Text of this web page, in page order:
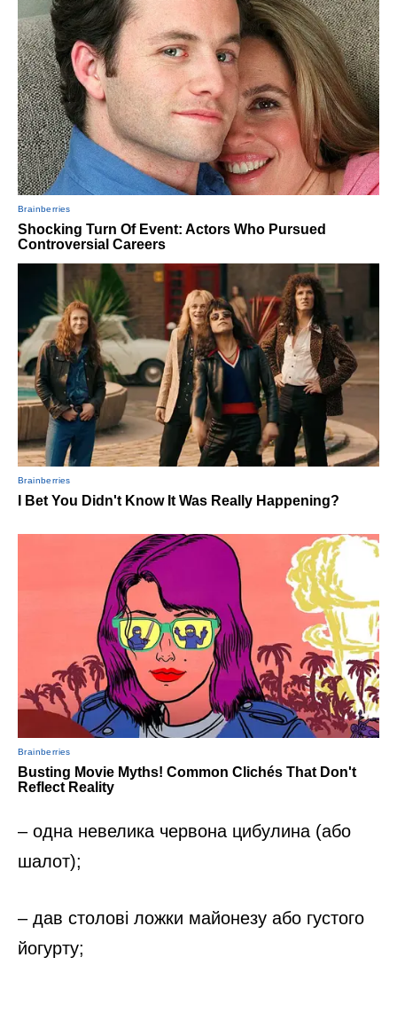
– одна невелика червона цибулина (або
шалот);
– дав столові ложки майонезу або густого
йогурту;